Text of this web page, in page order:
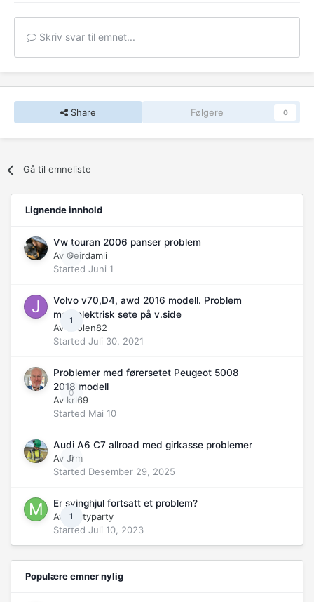
Skriv svar til emnet...
Share Følgere 0
Gå til emneliste
Lignende innhold
0
Vw touran 2006 panser problem
Av Geirdamli
Started Juni 1
1
Volvo v70,D4, awd 2016 modell. Problem
med elektrisk sete på v.side
Av
Jholen82
Started Juli 30, 2021
0
Problemer med førersetet Peugeot 5008
2018 modell
Av krl69
Started Mai 10
0
Audi A6 C7 allroad med girkasse problemer
Av Jrm
Started Desember 29, 2025
1
Er svinghjul fortsatt et problem?
Av
martyparty
Started Juli 10, 2023
Populære emner nylig